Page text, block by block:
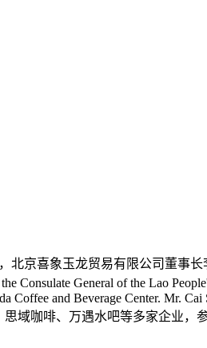
北京喜象玉龙贸易有限公司董事
General of the Lao
and Beverage Center. Mr. Cai
思域咖啡、万遇水吧等多家企业